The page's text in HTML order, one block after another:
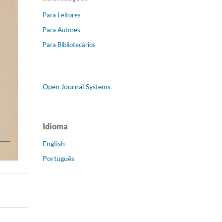
Para Leitores
Para Autores
Para Bibliotecários
Open Journal Systems
Idioma
English
Português